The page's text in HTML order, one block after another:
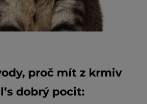
proč mít z krmiv
dobrý pocit: